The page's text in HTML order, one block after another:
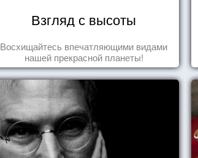
Взгляд с высоты
Восхищайтесь впечатляющими видами
нашей прекрасной планеты!